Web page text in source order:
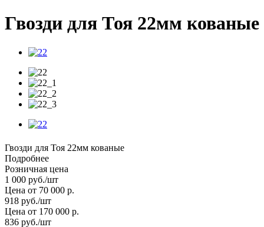
Гвозди для Тоя 22мм кованые
Гвозди для Тоя 22мм кованые
Подробнее
Розничная цена
1 000 руб./шт
Цена от 70 000 р.
918 руб./шт
Цена от 170 000 р.
836 руб./шт